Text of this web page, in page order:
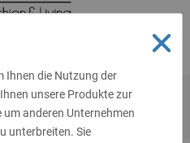
Casual Kleider & Tuniken
Ihnen die Nutzung der
unsere Produkte zur
anderen Unternehmen
unterbreiten. Sie